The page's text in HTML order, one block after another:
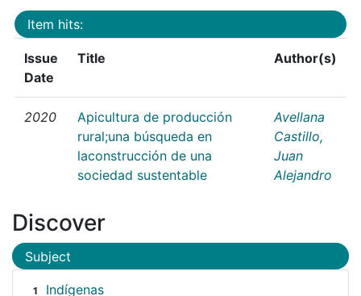
Item hits:
Issue
Date
Title Author(s)
2020
Apicultura de producción
rural;una búsqueda en
laconstrucción de una
sociedad sustentable
Avellana
Castillo,
Juan
Alejandro
Discover
Subject
1 Indígenas